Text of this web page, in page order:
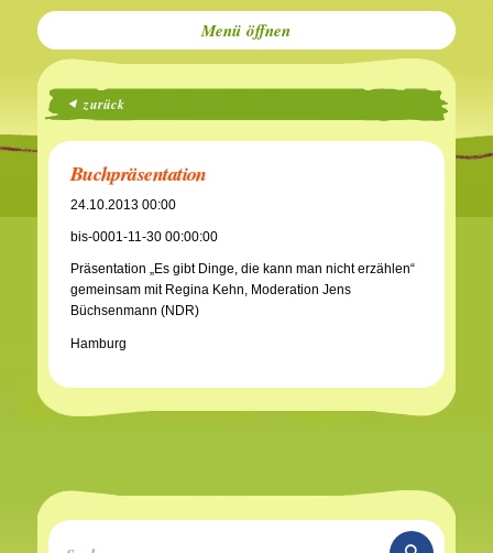
Menü
zurück
Buchpräsentation
24.10.2013 00:00
bis-0001-11-30 00:00:00
Präsentation „Es gibt Dinge, die kann man nicht erzählen“
gemeinsam mit Regina Kehn, Moderation Jens
Büchsenmann (NDR)
Hamburg